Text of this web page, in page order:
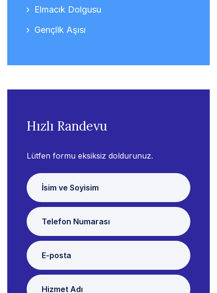
Elmacık Dolgusu
Gençlik Aşısı
Hızlı Randevu
Lütfen formu eksiksiz doldurunuz.